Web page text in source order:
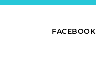
FACEBOOK